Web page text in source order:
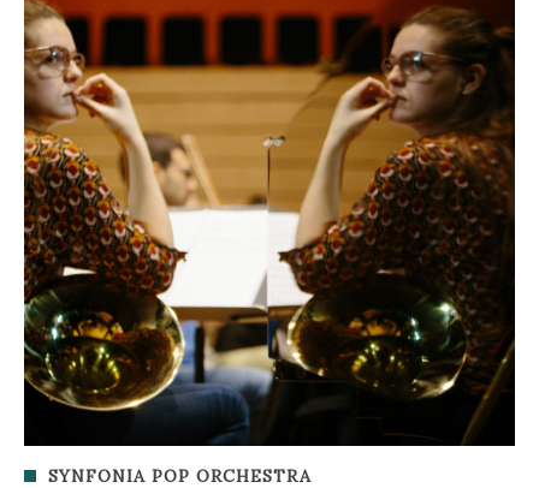
SYNFONIA POP ORCHESTRA